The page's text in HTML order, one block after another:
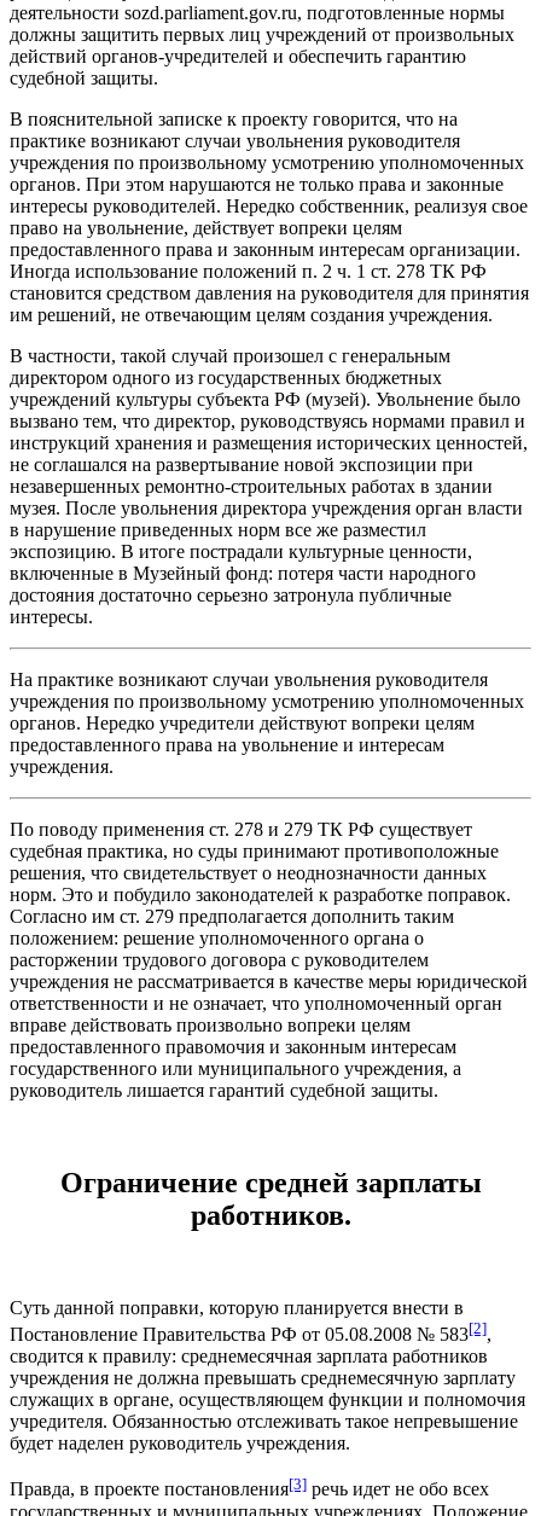
деятельности sozd.parliament.gov.ru, подготовленные нормы
должны защитить первых лиц учреждений от произвольных
действий органов-учредителей и обеспечить гарантию
судебной защиты.
В пояснительной записке к проекту говорится, что на
практике возникают случаи увольнения руководителя
учреждения по произвольному усмотрению уполномоченных
органов. При этом нарушаются не только права и законные
интересы руководителей. Нередко собственник, реализуя свое
право на увольнение, действует вопреки целям
предоставленного права и законным интересам организации.
Иногда использование положений п. 2 ч. 1 ст. 278 ТК РФ
становится средством давления на руководителя для принятия
им решений, не отвечающим целям создания учреждения.
В частности, такой случай произошел с генеральным
директором одного из государственных бюджетных
учреждений культуры субъекта РФ (музей). Увольнение было
вызвано тем, что директор, руководствуясь нормами правил и
инструкций хранения и размещения исторических ценностей,
не соглашался на развертывание новой экспозиции при
незавершенных ремонтно-строительных работах в здании
музея. После увольнения директора учреждения орган власти
в нарушение приведенных норм все же разместил
экспозицию. В итоге пострадали культурные ценности,
включенные в Музейный фонд: потеря части народного
достояния достаточно серьезно затронула публичные
интересы.
На практике возникают случаи увольнения руководителя
учреждения по произвольному усмотрению уполномоченных
органов. Нередко учредители действуют вопреки целям
предоставленного права на увольнение и интересам
учреждения.
По поводу применения ст. 278 и 279 ТК РФ существует
судебная практика, но суды принимают противоположные
решения, что свидетельствует о неоднозначности данных
норм. Это и побудило законодателей к разработке поправок.
Согласно им ст. 279 предполагается дополнить таким
положением: решение уполномоченного органа о
расторжении трудового договора с руководителем
учреждения не рассматривается в качестве меры юридической
ответственности и не означает, что уполномоченный орган
вправе действовать произвольно вопреки целям
предоставленного правомочия и законным интересам
государственного или муниципального учреждения, а
руководитель лишается гарантий судебной защиты.
Ограничение средней зарплаты
работников.
Суть данной поправки, которую планируется внести в
Постановление Правительства РФ от 05.08.2008 № 583[2],
сводится к правилу: среднемесячная зарплата работников
учреждения не должна превышать среднемесячную зарплату
служащих в органе, осуществляющем функции и полномочия
учредителя. Обязанностью отслеживать такое непревышение
будет наделен руководитель учреждения.
Правда, в проекте постановления[3] речь идет не обо всех
государственных и муниципальных учреждениях. Положение